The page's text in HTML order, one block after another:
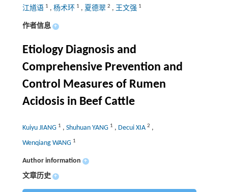
江馗语 1 , 杨术环 1 , 夏德翠 2 , 王文强 1
作者信息 +
Etiology Diagnosis and
Comprehensive Prevention and
Control Measures of Rumen
Acidosis in Beef Cattle
Kuiyu JIANG 1 , Shuhuan YANG 1 , Decui XIA 2 ,
Wenqiang WANG 1
Author information +
文章历史 +